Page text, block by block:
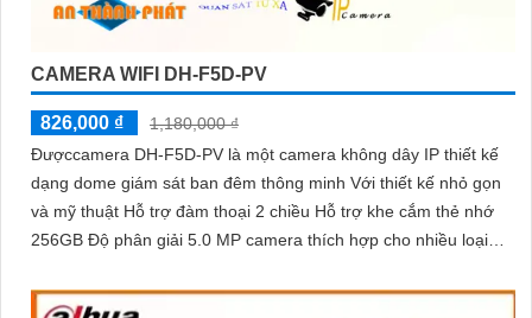
CAMERA WIFI DH-F5D-PV
826,000 ₫
1,180,000 ₫
Đượccamera DH-F5D-PV là một camera không dây IP thiết kế
dạng dome giám sát ban đêm thông minh Với thiết kế nhỏ gọn
và mỹ thuật Hỗ trợ đàm thoại 2 chiều Hỗ trợ khe cắm thẻ nhớ
256GB Độ phân giải 5.0 MP camera thích hợp cho nhiều loại